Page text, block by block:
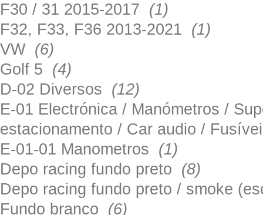
F30 / 31 2015-2017 (1)
F32, F33, F36 2013-2021 (1)
VW (6)
Golf 5 (4)
D-02 Diversos (12)
E-01 Electrónica / Manómetros /
estacionamento / Car audio /
E-01-01 Manometros (1)
Depo racing fundo preto (8)
Depo racing fundo preto / smoke
Fundo branco (6)